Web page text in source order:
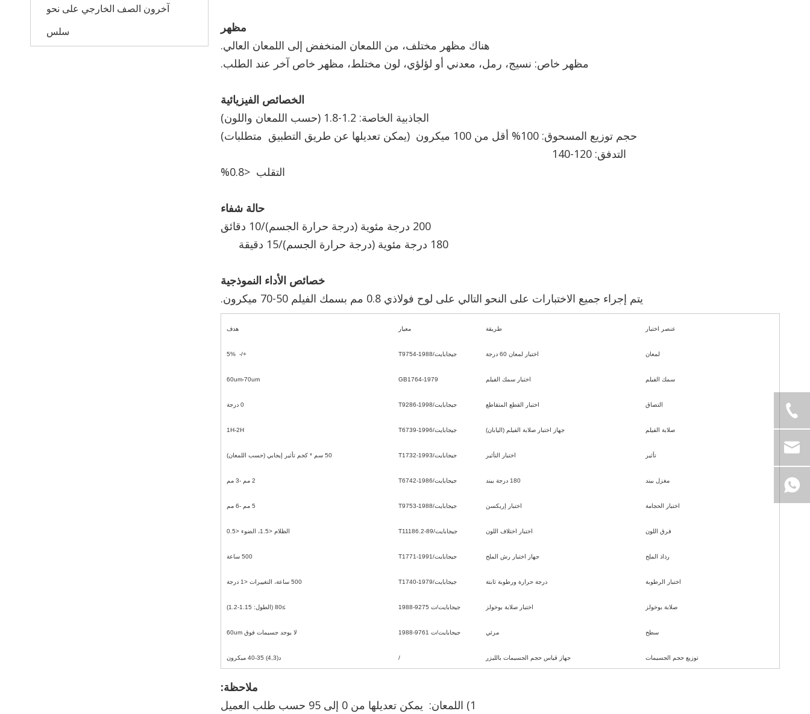
آخرون الصف الخارجي على نحو
سلس
مظهر
هناك مظهر مختلف، من اللمعان المنخفض إلى اللمعان العالي.
مظهر خاص: نسيج، رمل، معدني أو لؤلؤي، لون مختلط، مظهر خاص آخر عند الطلب.
الخصائص الفيزيائية
الجاذبية الخاصة: 1.2-1.8 (حسب اللمعان واللون)
حجم توزيع المسحوق: 100% أقل من 100 ميكرون (يمكن تعديلها عن طريق التطبيق متطلبات)
التدفق: 120-140
التقلب <0.8%
حالة شفاء
200 درجة مئوية (درجة حرارة الجسم)/10 دقائق
180 درجة مئوية (درجة حرارة الجسم)/15 دقيقة
خصائص الأداء النموذجية
يتم إجراء جميع الاختبارات على النحو التالي على لوح فولاذي 0.8 مم بسمك الفيلم 50-70 ميكرون.
عنصر اختبار طريقة معيار هدف
لمعان اختبار لمعان 60 درجة جيجابايت/T9754-1988 +/- 5%
سمك الفيلم اختبار سمك الفيلم GB1764-1979
60um-70um
التصاق اختبار القطع المتقاطع جيجابايت/T9286-1998 0 درجة
صلابة الفيلم جهاز اختبار صلابة الفيلم (اليابان) جيجابايت/T6739-1996 1H-2H
تأثير اختبار التأثير جيجابايت/T1732-1993 50 سم * كجم تأثير إيجابي (حسب اللمعان)
مغزل بيند 180 درجة بيند جيجابايت/T6742-1986 2 مم -3 مم
اختبار الحجامة اختبار إريكسن جيجابايت/T9753-1988 5 مم -6 مم
فرق اللون اختبار اختلاف اللون جيجابايت/T11186.2-89 الظلام <1.5، الضوء <0.5
رذاذ الملح جهاز اختبار رش الملح جيجابايت/T1771-1991 500 ساعة
اختبار الرطوبة درجة حرارة ورطوبة ثابتة جيجابايت/T1740-1979 500 ساعة، التغييرات <1 درجة
صلابة بوخولز اختبار صلابة بوخولز جيجابايت/ت 9275-1988 ≥80 (الطول: 1.15-1.2)
سطح مرئي جيجابايت/ت 9761-1988 لا يوجد جسيمات فوق 60um
توزيع حجم الجسيمات جهاز قياس حجم الجسيمات بالليزر / د(4,3) 35-40 ميكرون
ملاحظة:
1) اللمعان: يمكن تعديلها من 0 إلى 95 حسب طلب العميل